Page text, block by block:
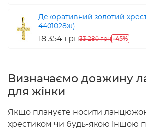
Декоративний золотий
4401028ж)
18 354 грн33 280 грн -45%
Визначаємо довжину
для жінки
Якщо плануєте носити ланцюжок
хрестиком чи будь-якою іншою